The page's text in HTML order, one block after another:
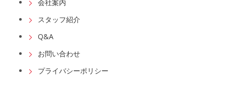
会社案内
スタッフ紹介
Q&A
お問い合わせ
プライバシーポリシー